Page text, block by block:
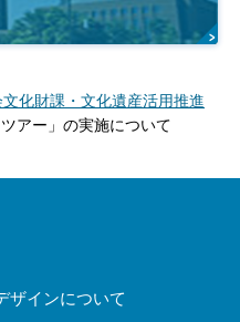
化財課・文化遺産活用推進
アー」の実施について
ザインについて